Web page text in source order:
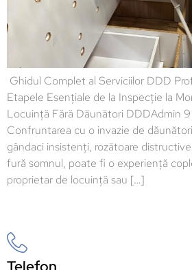
Ghidul Complet al Serviciilor DDD
Etapele Esențiale de la Inspecție la
Locuință Fără Dăunători DDDAdmin
Confruntarea cu o invazie de
gândaci insistenți, rozătoare
fură somnul, poate fi o experiență
proprietar de locuință sau […]